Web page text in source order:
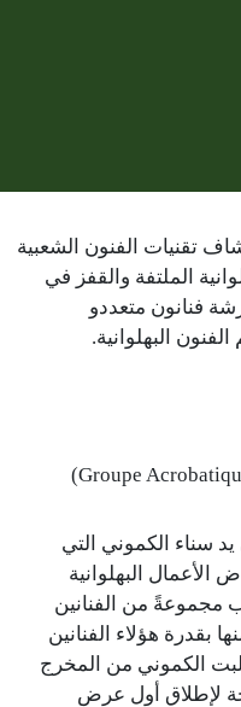
تقنيات الفنون الشعبية
الملتفة والقفز في
فنانون متعددو
البهلوانية.
سناء الكموني التي
الأعمال البهلوانية
من الفنانين
بقدرة هؤلاء الفنانين
الكموني من المخرج
لإطلاق أول عرض